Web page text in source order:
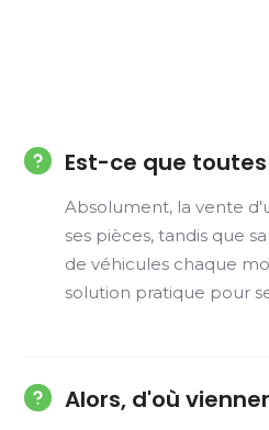
Est-ce que
Absolument, la vente
ses pièces, tandis que
de véhicules chaque
solution pratique pour
Alors, d'où